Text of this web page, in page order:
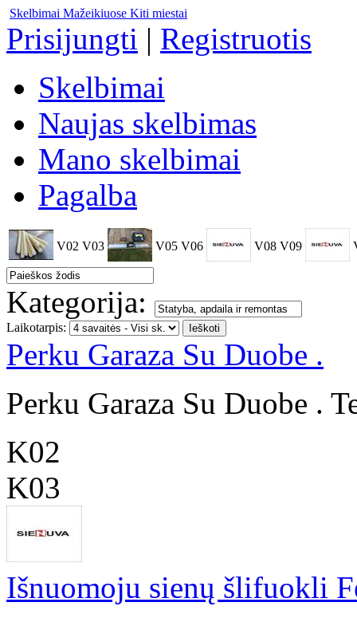
Skelbimai Mažeikiuose Kiti miestai
Prisijungti | Registruotis
Skelbimai
Naujas skelbimas
Mano skelbimai
Pagalba
V02 V03 V05 V06 V08 V09
Kategorija:
Laikotarpis:
Perku Garaza Su Duobe .
Perku Garaza Su Duobe .
K02
K03
Išnuomoju sienų šlifuokli